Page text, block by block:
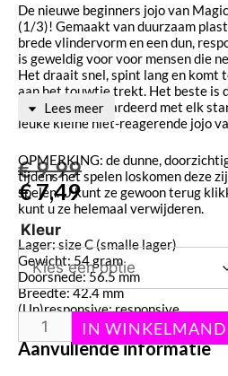
De nieuwe beginners jojo van
(1/3)! Gemaakt van duurzaam
brede vlindervorm en een dun,
is geweldig voor voor mensen die
Het draait snel, spint lang en komt
aan het touwtje trekt. Het beste is
worden opgewaardeerd met elk
leuke kleine niet-reagerende jojo
OPMERKING: de dunne,
tijdens het spelen loskomen deze
spelen. U kunt ze gewoon terug
kunt u ze helemaal verwijderen.
Lager: size C (smalle lager)
Gewicht: 54 gram
Doorsnede: 56.5 mm
Breedte: 42.4 mm
(Un)responsive: responsive
Aanvullende informatie
Lees meer
€9,99
€7,49
Kleur